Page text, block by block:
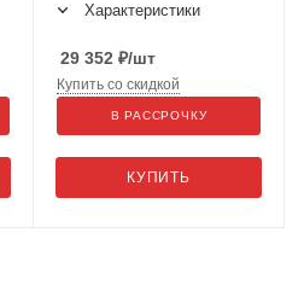
Характеристики
29 352 ₽/шт
КУПИТЬ
Купить со скидкой
В РАССРОЧКУ